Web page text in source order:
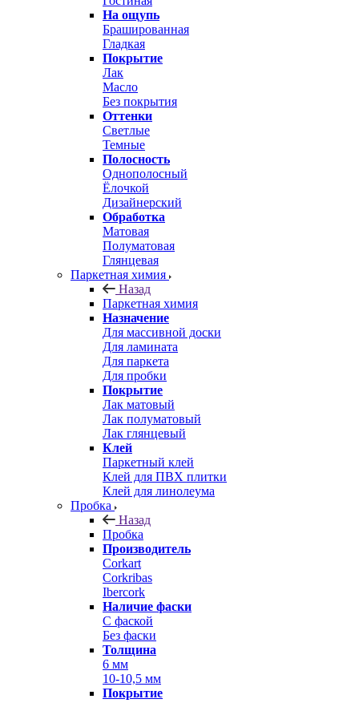
На ощупь
Брашированная
Гладкая
Покрытие
Лак
Масло
Без покрытия
Оттенки
Светлые
Темные
Полосность
Однополосный
Ёлочкой
Дизайнерский
Обработка
Матовая
Полуматовая
Глянцевая
Паркетная химия
Назад
Паркетная химия
Назначение
Для массивной доски
Для ламината
Для паркета
Для пробки
Покрытие
Лак матовый
Лак полуматовый
Лак глянцевый
Клей
Паркетный клей
Клей для ПВХ плитки
Клей для линолеума
Пробка
Назад
Пробка
Производитель
Corkart
Corkribas
Ibercork
Наличие фаски
С фаской
Без фаски
Толщина
6 мм
10-10,5 мм
Покрытие